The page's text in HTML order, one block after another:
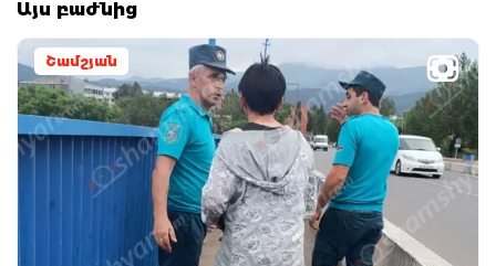
Այս բաժնից
Շամշյան